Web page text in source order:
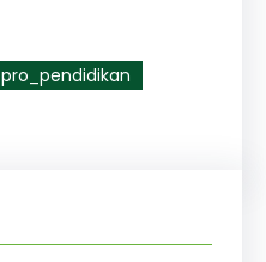
pro_pendidikan